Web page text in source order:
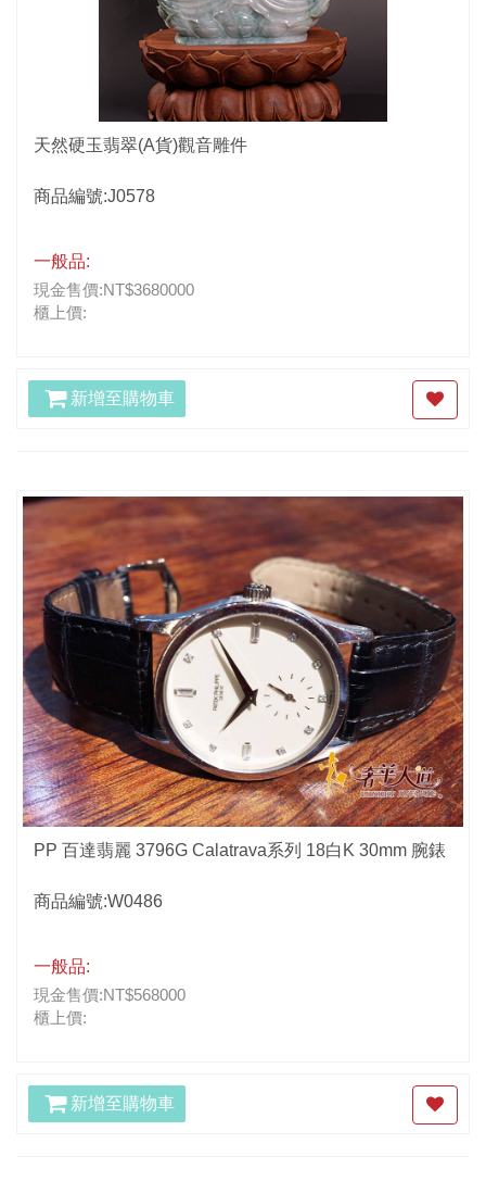
天然硬玉翡翠(A貨)觀音雕件
商品編號:J0578
一般品:
現金售價:NT$3680000
櫃上價:
新增至購物車
PP 百達翡麗 3796G Calatrava系列 18白K 30mm 腕錶
商品編號:W0486
一般品:
現金售價:NT$568000
櫃上價:
新增至購物車